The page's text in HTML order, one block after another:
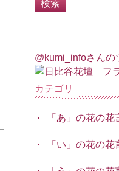
@kumi_infoさんの
カテゴリ
「あ」の花の花
「い」の花の花